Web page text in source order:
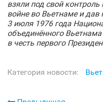
взяли под свой
войне во Вьетнаме и
3 июля 1976 года
объединённого
в честь первого
Категория новости: